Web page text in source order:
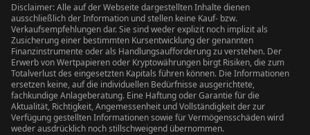
Disclaimer: Alle auf der Webseite dargestellten Inhalte dienen
ausschließlich der Information und stellen keine Kauf- bzw.
Verkaufsempfehlungen dar. Sie sind weder explizit noch implizit als
Zusicherung einer bestimmten Kursentwicklung der genannten
Finanzinstrumente oder als Handlungsaufforderung zu verstehen. Der
Erwerb von Wertpapieren oder Kryptowährungen birgt Risiken, die zum
Totalverlust des eingesetzten Kapitals führen können. Die Informationen
ersetzen keine, auf die individuellen Bedürfnisse ausgerichtete,
fachkundige Anlageberatung. Eine Haftung oder Garantie für die
Aktualität, Richtigkeit, Angemessenheit und Vollständigkeit der zur
Verfügung gestellten Informationen sowie für Vermögensschäden wird
weder ausdrücklich noch stillschweigend übernommen.